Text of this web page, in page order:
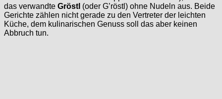
das verwandte Gröstl (oder G’röstl) ohne Nudeln aus. Beide
Gerichte zählen nicht gerade zu den Vertreter der leichten
Küche, dem kulinarischen Genuss soll das aber keinen
Abbruch tun.